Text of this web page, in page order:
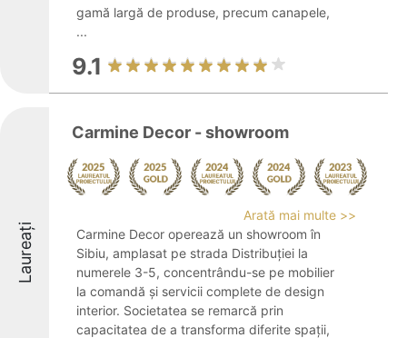
gamă largă de produse, precum canapele,
...
9.1
Laureați
Carmine Decor - showroom
Arată mai multe >>
Carmine Decor operează un showroom în
Sibiu, amplasat pe strada Distribuției la
numerele 3-5, concentrându-se pe mobilier
la comandă și servicii complete de design
interior. Societatea se remarcă prin
capacitatea de a transforma diferite spații,